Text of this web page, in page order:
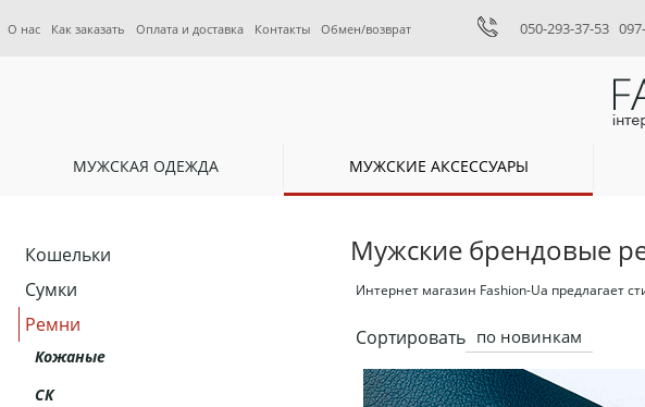
О нас Как заказать Оплата и доставка Контакты Обмен/возврат 050-293-37-53
МУЖСКАЯ ОДЕЖДА МУЖСКИЕ АКСЕССУАРЫ
Кошельки
Сумки
Ремни
Кожаные
СК
Мужские брендовые
Интернет магазин Fashion-Ua предлагает
Сортировать по новинкам